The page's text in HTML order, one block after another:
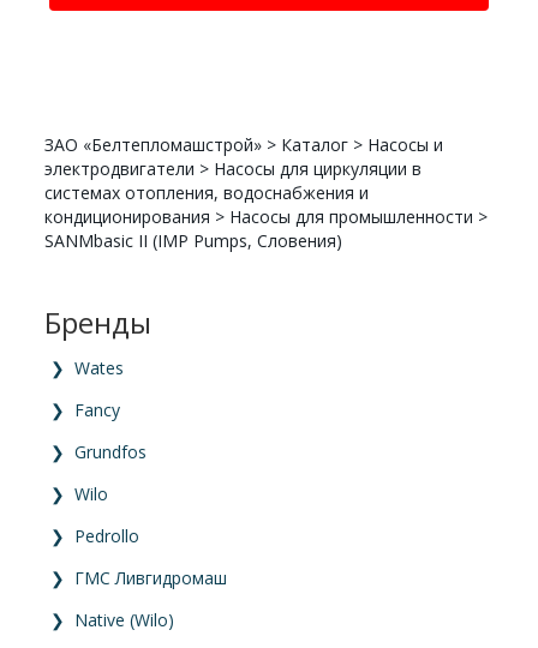
ЗАО «Белтепломашстрой» > Каталог > Насосы и
электродвигатели > Насосы для циркуляции в
системах отопления, водоснабжения и
кондиционирования > Насосы для промышленности >
SANMbasic II (IMP Pumps, Словения)
Бренды
❯ Wates
❯ Fancy
❯ Grundfos
❯ Wilo
❯ Pedrollo
❯ ГМС Ливгидромаш
❯ Native (Wilo)